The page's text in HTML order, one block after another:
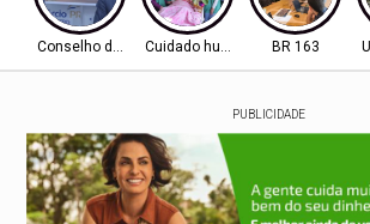
Conselho de InovaçãoCuidado humanizadoBR 163
PUBLICIDADE